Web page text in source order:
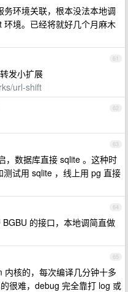
环境关联，根本没法本地调
境。已经将就好几个月麻木
61
发小扩展
url-shift
62
63
，数据库直接 sqlite 。这种时
试用 sqlite ，线上用 pg 直接
64
的接口，本地调简直做
65
内核的，每次编译几分钟十多
很难，debug 完全靠打 log 或